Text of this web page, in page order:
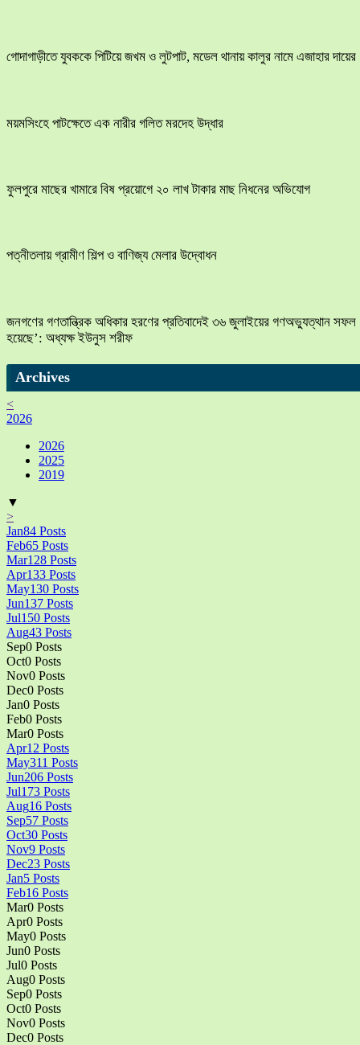
​গোদাগাড়ীতে যুবককে পিটিয়ে জখম ও লুটপাট, মডেল থানায় কালুর নামে এজাহার দায়ের
ময়মসিংহে পাটক্ষেতে এক নারীর গলিত মরদেহ উদ্ধার
ফুলপুরে মাছের খামারে বিষ প্রয়োগে ২০ লাখ টাকার মাছ নিধনের অভিযোগ
পত্নীতলায় গ্রামীণ শিল্প ও বাণিজ্য মেলার উদ্বোধন
জনগণের গণতান্ত্রিক অধিকার হরণের প্রতিবাদেই ৩৬ জুলাইয়ের গণঅভ্যুত্থান সফল
হয়েছে’: অধ্যক্ষ ইউনুস শরীফ
Archives
<
2026
2026
2025
2019
▼
>
Jan84 Posts
Feb65 Posts
Mar128 Posts
Apr133 Posts
May130 Posts
Jun137 Posts
Jul150 Posts
Aug43 Posts
Sep0 Posts
Oct0 Posts
Nov0 Posts
Dec0 Posts
Jan0 Posts
Feb0 Posts
Mar0 Posts
Apr12 Posts
May311 Posts
Jun206 Posts
Jul173 Posts
Aug16 Posts
Sep57 Posts
Oct30 Posts
Nov9 Posts
Dec23 Posts
Jan5 Posts
Feb16 Posts
Mar0 Posts
Apr0 Posts
May0 Posts
Jun0 Posts
Jul0 Posts
Aug0 Posts
Sep0 Posts
Oct0 Posts
Nov0 Posts
Dec0 Posts